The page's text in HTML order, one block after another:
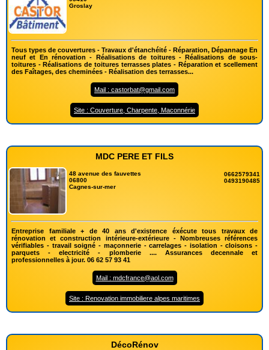
Groslay
Tous types de couvertures - Travaux d'étanchéité - Réparation, Dépannage En
neuf et En rénovation - Réalisations de toitures - Réalisations de sous-
toitures - Réalisations de toitures terrasses plates - Réparation et scellement
des Faîtages, des cheminées - Réalisation des terrasses...
Mail : castorbat@gmail.com
Site : Couverture, Charpente, Maconnérie
MDC PERE ET FILS
48 avenue des fauvettes
06800
Cagnes-sur-mer
0662579341
0493190485
Entreprise familiale + de 40 ans d'existence éxécute tous travaux de
rénovation et construction intérieure-extérieure - Nombreuses références
vérifiables - travail soigné - maçonnerie - carrelages - isolation - cloisons -
parquets - electricité - plomberie .... Assurances decennale et
professionnelles à jour. 06 62 57 93 41
Mail : mdcfrance@aol.com
Site : Renovation immobiliere alpes maritimes
DécoRénov